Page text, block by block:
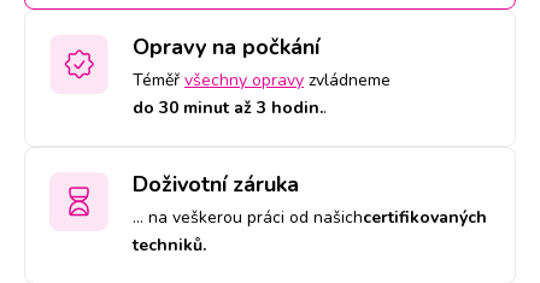
Opravy na počkání
Téměř všechny opravy zvládneme
do 30 minut až 3 hodin..
Doživotní záruka
… na veškerou práci od našichcertifikovaných
techniků.